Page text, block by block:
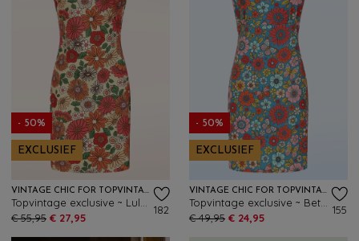
- 50%
EXCLUSIEF
VINTAGE CHIC FOR TOPVINTAGE
€ 55,95 € 27,95
182
- 50%
EXCLUSIEF
VINTAGE CHIC FOR TOPVINTAGE
€ 49,95 € 24,95
155